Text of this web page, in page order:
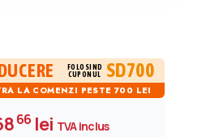
FOLOSIND
CUPONUL
SD700
LA COMENZI PESTE 700 LEI
66 lei TVA inclus